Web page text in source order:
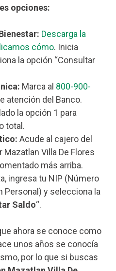
opciones:
Descarga la
cómo. Inicia
la opción “Consultar
Marca al 800-900-
atención del Banco.
la opción 1 para
total.
Acude al cajero del
Mazatlan Villa De Flores
más arriba.
ingresa tu NIP (Número
Personal) y selecciona la
Saldo“.
ahora se conoce como
unos años se conocía
por lo que si buscas